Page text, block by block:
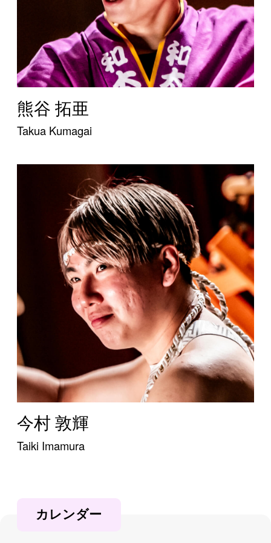
熊谷 拓亜
Takua Kumagai
今村 敦輝
Taiki Imamura
カレンダー